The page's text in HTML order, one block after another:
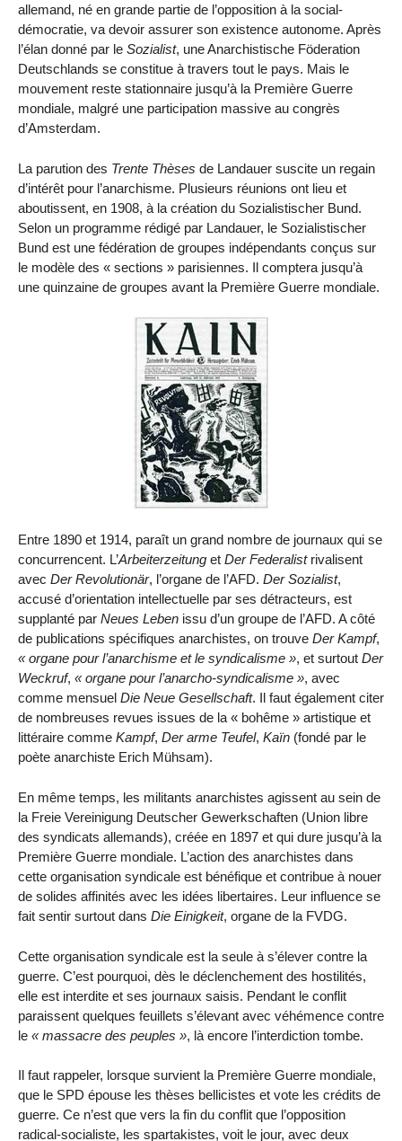
allemand, né en grande partie de l’opposition à la social-
démocratie, va devoir assurer son existence autonome. Après
l’élan donné par le Sozialist, une Anarchistische Föderation
Deutschlands se constitue à travers tout le pays. Mais le
mouvement reste stationnaire jusqu’à la Première Guerre
mondiale, malgré une participation massive au congrès
d’Amsterdam.
La parution des Trente Thèses de Landauer suscite un regain
d’intérêt pour l’anarchisme. Plusieurs réunions ont lieu et
aboutissent, en 1908, à la création du Sozialistischer Bund.
Selon un programme rédigé par Landauer, le Sozialistischer
Bund est une fédération de groupes indépendants conçus sur
le modèle des « sections » parisiennes. Il comptera jusqu’à
une quinzaine de groupes avant la Première Guerre mondiale.
Entre 1890 et 1914, paraît un grand nombre de journaux qui se
concurrencent. L’Arbeiterzeitung et Der Federalist rivalisent
avec Der Revolutionär, l’organe de l’AFD. Der Sozialist,
accusé d’orientation intellectuelle par ses détracteurs, est
supplanté par Neues Leben issu d’un groupe de l’AFD. A côté
de publications spécifiques anarchistes, on trouve Der Kampf,
organe pour l’anarchisme et le syndicalisme
, et surtout Der
Weckruf, organe pour l’anarcho-syndicalisme
, avec
comme mensuel Die Neue Gesellschaft. Il faut également citer
de nombreuses revues issues de la « bohême » artistique et
littéraire comme Kampf, Der arme Teufel, Kaïn (fondé par le
poète anarchiste Erich Mühsam).
En même temps, les militants anarchistes agissent au sein de
la Freie Vereinigung Deutscher Gewerkschaften (Union libre
des syndicats allemands), créée en 1897 et qui dure jusqu’à la
Première Guerre mondiale. L’action des anarchistes dans
cette organisation syndicale est bénéfique et contribue à nouer
de solides affinités avec les idées libertaires. Leur influence se
fait sentir surtout dans Die Einigkeit, organe de la FVDG.
Cette organisation syndicale est la seule à s’élever contre la
guerre. C’est pourquoi, dès le déclenchement des hostilités,
elle est interdite et ses journaux saisis. Pendant le conflit
paraissent quelques feuillets s’élevant avec véhémence contre
le
massacre des peuples , là encore l’interdiction tombe.
Il faut rappeler, lorsque survient la Première Guerre mondiale,
que le SPD épouse les thèses bellicistes et vote les crédits de
guerre. Ce n’est que vers la fin du conflit que l’opposition
radical-socialiste, les spartakistes, voit le jour, avec deux